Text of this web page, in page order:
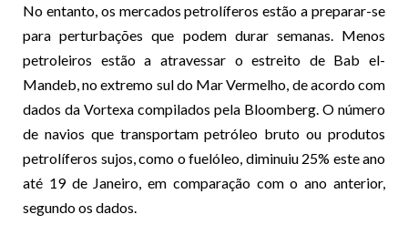
No entanto, os mercados petrolíferos estão a preparar-se
para perturbações que podem durar semanas. Menos
petroleiros estão a atravessar o estreito de Bab el-
Mandeb, no extremo sul do Mar Vermelho, de acordo com
dados da Vortexa compilados pela Bloomberg. O número
de navios que transportam petróleo bruto ou produtos
petrolíferos sujos, como o fuelóleo, diminuiu 25% este ano
até 19 de Janeiro, em comparação com o ano anterior,
segundo os dados.